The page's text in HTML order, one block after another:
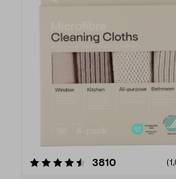
3810arvostelut
4.5viidestä